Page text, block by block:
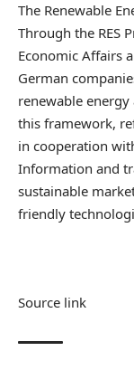
The Renewable
Through the RES
Economic Affairs
German
renewable
this framework,
in cooperation
Information and
sustainable
friendly
Source link